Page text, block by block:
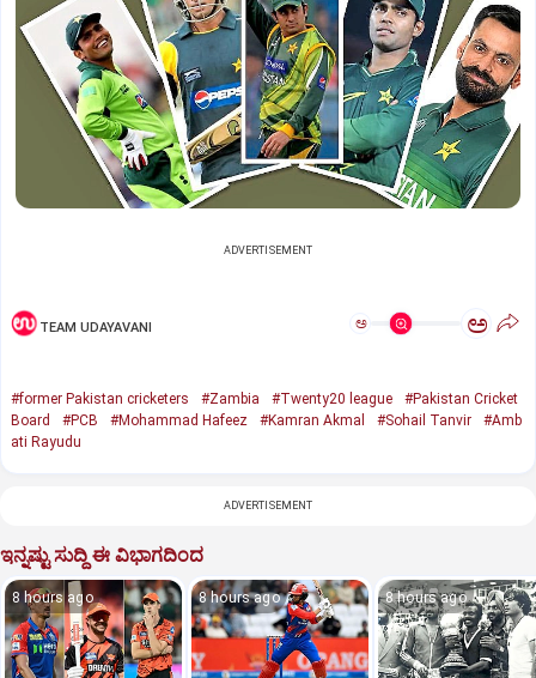
ADVERTISEMENT
TEAM UDAYAVANI ಅ ಅ
#former Pakistan cricketers #Zambia #Twenty20 league
#Pakistan Cricket
Board
#PCB #Mohammad Hafeez #Kamran Akmal #Sohail Tanvir
#Amb
ati Rayudu
ADVERTISEMENT
ಇನ್ನಷ್ಟು ಸುದ್ದಿ ಈ ವಿಭಾಗದಿಂದ
8 hours ago 8 hours ago 8 hours ago